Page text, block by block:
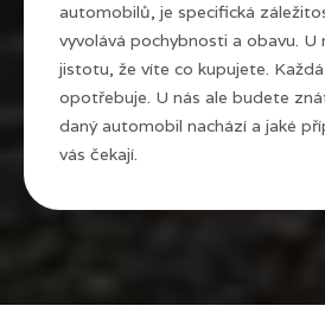
automobilů, je specifická
vyvolává pochybnosti a obavu.
jistotu, že víte co kupujete.
opotřebuje. U nás ale budete
daný automobil nachází a jaké
vás čekají.